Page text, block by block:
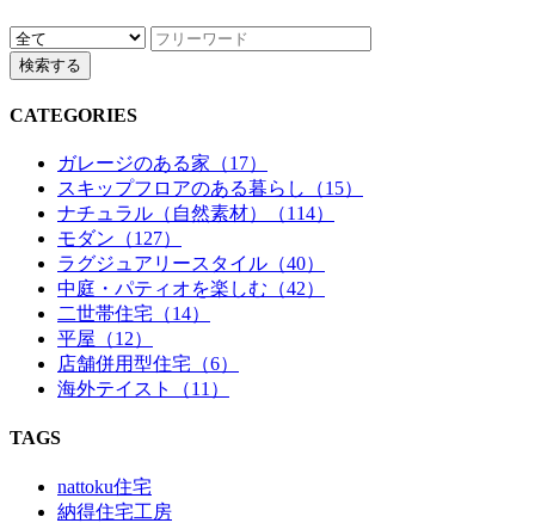
CATEGORIES
ガレージのある家（17）
スキップフロアのある暮らし（15）
ナチュラル（自然素材）（114）
モダン（127）
ラグジュアリースタイル（40）
中庭・パティオを楽しむ（42）
二世帯住宅（14）
平屋（12）
店舗併用型住宅（6）
海外テイスト（11）
TAGS
nattoku住宅
納得住宅工房